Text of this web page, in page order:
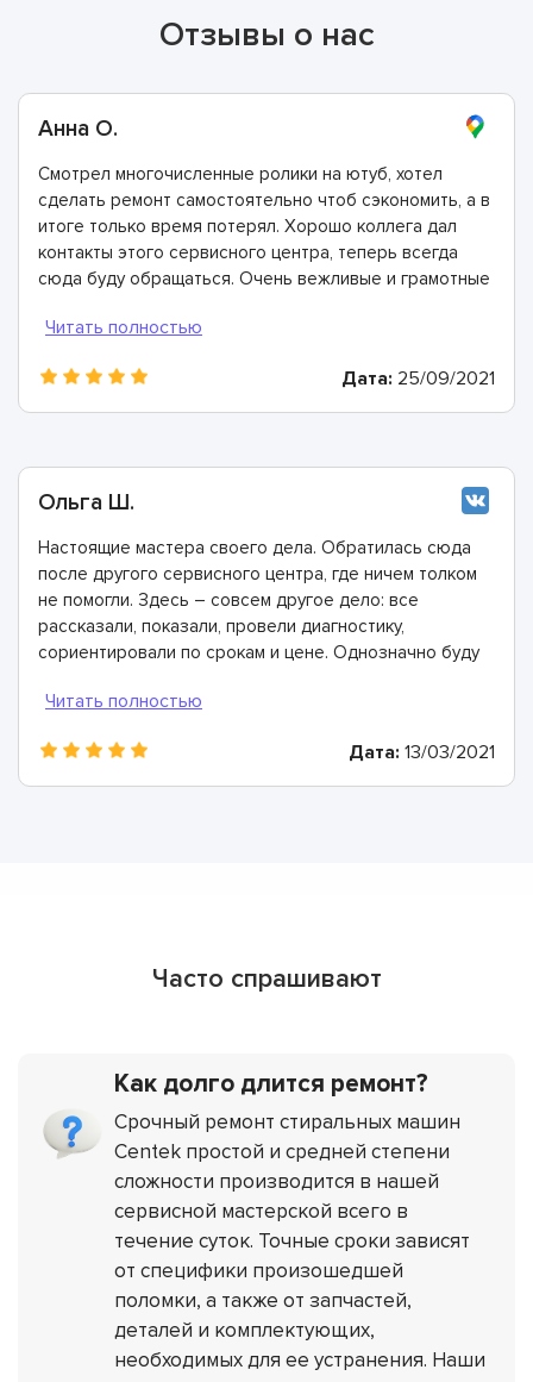
Отзывы о нас
Анна О.
Смотрел многочисленные ролики на ютуб, хотел
сделать ремонт самостоятельно чтоб сэкономить, а в
итоге только время потерял. Хорошо коллега дал
контакты этого сервисного центра, теперь всегда
сюда буду обращаться. Очень вежливые и грамотные
гарантию.
Дата: 25/09/2021
Ольга Ш.
Настоящие мастера своего дела. Обратилась сюда
после другого сервисного центра, где ничем толком
не помогли. Здесь – совсем другое дело: все
рассказали, показали, провели диагностику,
сориентировали по срокам и цене. Однозначно буду
Дата: 13/03/2021
Часто спрашивают
Как долго длится ремонт?
Срочный ремонт стиральных машин
Centek простой и средней степени
сложности производится в нашей
сервисной мастерской всего в
течение суток. Точные сроки зависят
от специфики произошедшей
поломки, а также от запчастей,
деталей и комплектующих,
необходимых для ее устранения. Наши